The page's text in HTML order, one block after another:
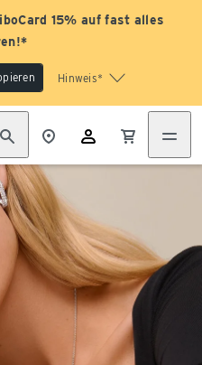
15% auf fast alles
Hinweis*